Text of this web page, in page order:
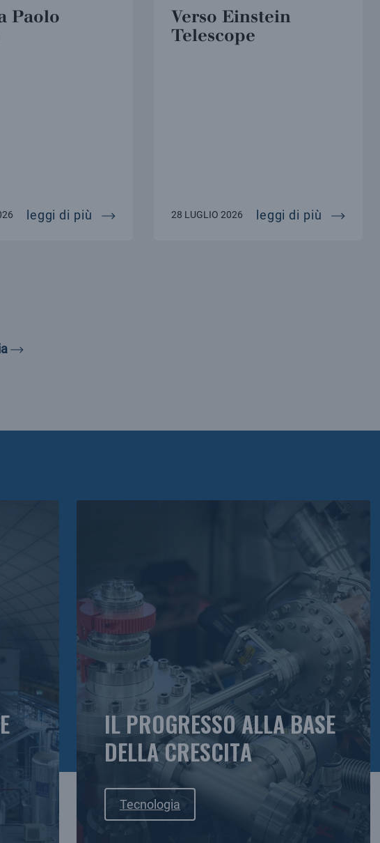
dell’infn e dell’inaf ai colleghi dell’ingv
Paolo
leggi di più addio a paolo strolin
Verso Einstein
Telescope
28 LUGLIO 2026 leggi di più verso
Vedi tutte le news di INFN per i media
IL PROGRESSO ALLA BASE
DELLA CRESCITA
Tecnologia